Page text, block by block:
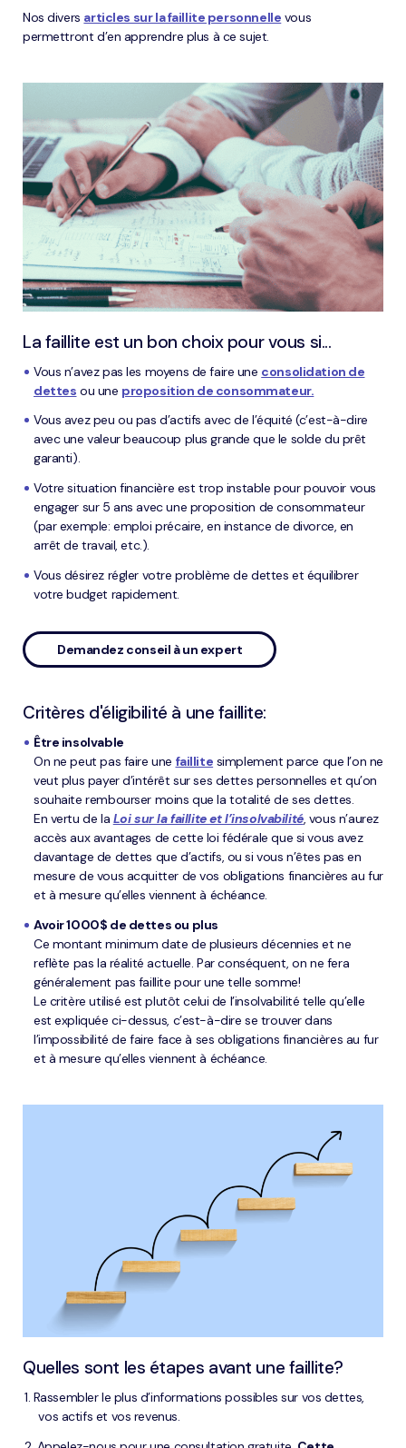
Nos divers articles sur la faillite personnelle vous
permettront d’en apprendre plus à ce sujet.
La faillite est un bon choix pour vous si...
Vous n’avez pas les moyens de faire une consolidation de
dettes ou une proposition de consommateur.
Vous avez peu ou pas d’actifs avec de l’équité (c’est-à-dire
avec une valeur beaucoup plus grande que le solde du prêt
garanti).
Votre situation financière est trop instable pour pouvoir vous
engager sur 5 ans avec une proposition de consommateur
(par exemple: emploi précaire, en instance de divorce, en
arrêt de travail, etc.).
Vous désirez régler votre problème de dettes et équilibrer
votre budget rapidement.
Demandez conseil à un expert
Critères d'éligibilité à une faillite:
Être insolvable
On ne peut pas faire une faillite simplement parce que l’on ne
veut plus payer d’intérêt sur ses dettes personnelles et qu’on
souhaite rembourser moins que la totalité de ses dettes.
En vertu de la Loi sur la faillite et l’insolvabilité, vous n’aurez
accès aux avantages de cette loi fédérale que si vous avez
davantage de dettes que d’actifs, ou si vous n’êtes pas en
mesure de vous acquitter de vos obligations financières au fur
et à mesure qu’elles viennent à échéance.
Avoir 1000$ de dettes ou plus
Ce montant minimum date de plusieurs décennies et ne
reflète pas la réalité actuelle. Par conséquent, on ne fera
généralement pas faillite pour une telle somme!
Le critère utilisé est plutôt celui de l’insolvabilité telle qu’elle
est expliquée ci-dessus, c’est-à-dire se trouver dans
l’impossibilité de faire face à ses obligations financières au fur
et à mesure qu’elles viennent à échéance.
Quelles sont les étapes avant une faillite?
Rassembler le plus d’informations possibles sur vos dettes,
vos actifs et vos revenus.